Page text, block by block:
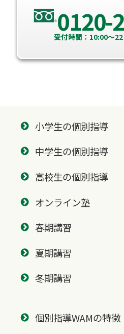
0120-
受付時間：10:00～
小学生の個別指導
中学生の個別指導
高校生の個別指導
オンライン塾
春期講習
夏期講習
冬期講習
個別指導WAMの特徴